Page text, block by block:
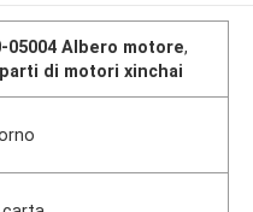
05004 Albero motore,
parti di motori xinchai